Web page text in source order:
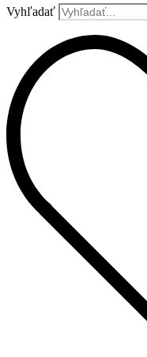
Vyhľadať